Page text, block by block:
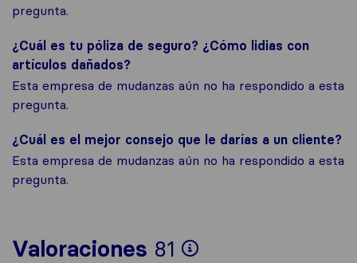
pregunta.
¿Cuál es tu póliza de seguro? ¿Cómo lidias con
artículos dañados?
Esta empresa de mudanzas aún no ha respondido a esta
pregunta.
¿Cuál es el mejor consejo que le darías a un cliente?
Esta empresa de mudanzas aún no ha respondido a esta
pregunta.
Valoraciones 81
Para ofrecerte